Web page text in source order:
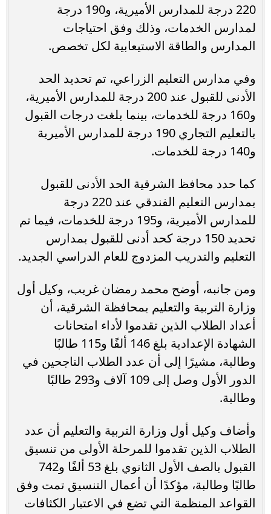
220 درجة للمدارس الأميرية، و190 درجة
لمدارس الخدمات، وذلك وفق احتياجات
المدارس والطاقة الاستيعابية لكل تخصص.
وفي مدارس التعليم الزراعي، تم تحديد الحد
الأدنى للقبول عند 200 درجة للمدارس الأميرية،
و160 درجة للخدمات، بينما بلغت درجات القبول
بالتعليم التجاري 190 درجة للمدارس الأميرية
و140 درجة للخدمات.
كما حدد محافظ الشرقية الحد الأدنى للقبول
بمدارس التعليم الفندقي عند 220 درجة
للمدارس الأميرية، و195 درجة للخدمات، فيما تم
تحديد 150 درجة كحد أدنى للقبول بمدارس
التعليم والتدريب المزدوج للعام الدراسي الجديد.
ومن جانبه، أوضح محمد رمضان غريب، وكيل أول
وزارة التربية والتعليم بمحافظة الشرقية، أن
أعداد الطلاب الذين تقدموا لأداء امتحانات
الشهادة الإعدادية بلغ 146 ألفًا و115 طالبًا
وطالبة، مشيرًا إلى أن عدد الطلاب الناجحين في
الدور الأول وصل إلى 109 آلاف و293 طالبًا
وطالبة.
وأضاف وكيل أول وزارة التربية والتعليم أن عدد
الطلاب الذين تقدموا للمرحلة الأولى من تنسيق
القبول بالصف الأول الثانوي بلغ 53 ألفًا و742
طالبًا وطالبة، مؤكدًا أن أعمال التنسيق تمت وفق
القواعد المنظمة التي تضع في الاعتبار الكثافات